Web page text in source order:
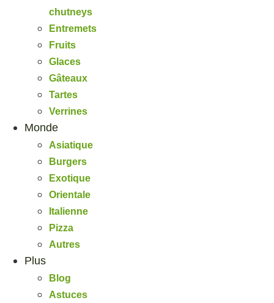
chutneys
Entremets
Fruits
Glaces
Gâteaux
Tartes
Verrines
Monde
Asiatique
Burgers
Exotique
Orientale
Italienne
Pizza
Autres
Plus
Blog
Astuces